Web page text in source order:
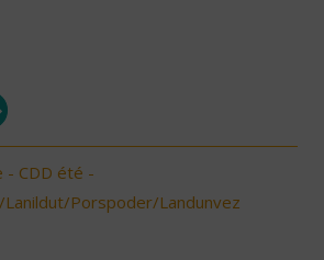
- CDD été -
Porspoder/Landunvez